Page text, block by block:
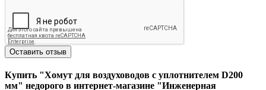
Оставить отзыв
Купить "Хомут для воздуховодов с уплотнителем D200
мм" недорого в интернет-магазине "Инженерная